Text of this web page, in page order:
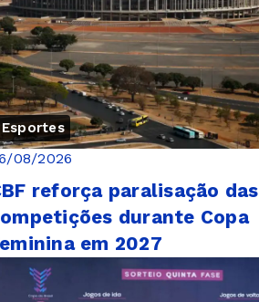
Esportes
08/2026
reforça paralisação das
durante Copa
em 2027